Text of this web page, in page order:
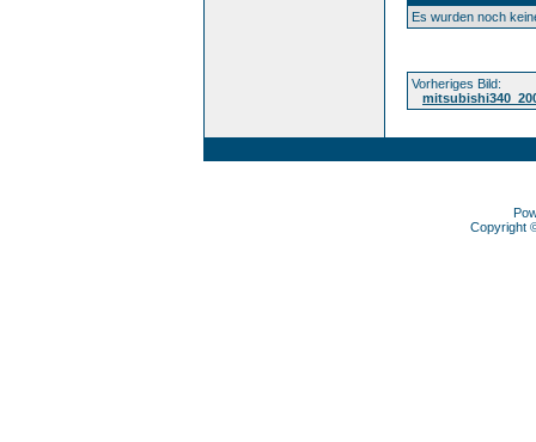
Es wurden noch
Vorheriges Bild:
Copyright